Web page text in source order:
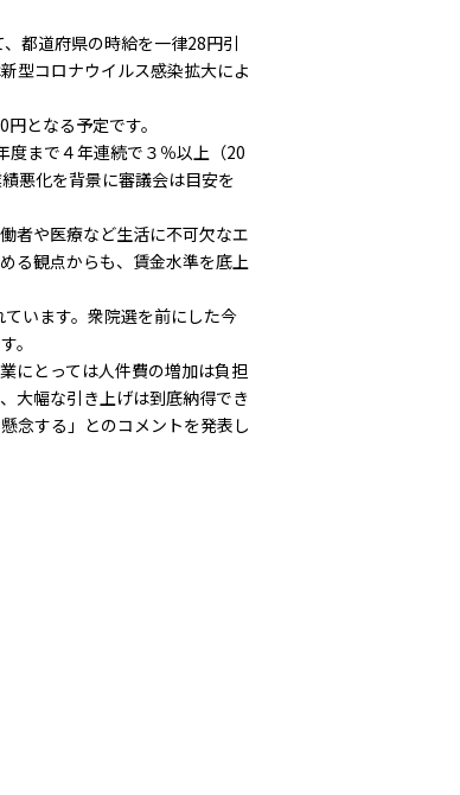
都道府県の時給を一律28円引
型コロナウイルス感染拡大によ
となる予定です。
まで４年連続で３％以上（20
悪化を背景に審議会は目安を
者や医療など生活に不可欠なエ
る観点からも、賃金水準を底上
います。衆院選を前にした今
。
にとっては人件費の増加は負担
大幅な引き上げは到底納得でき
念する」とのコメントを発表し